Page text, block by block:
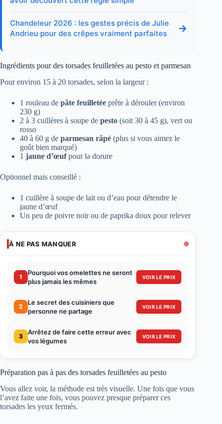
Chandeleur 2026 : les gestes précis de Julie
Andrieu pour des crêpes vraiment parfaites
→
Ingrédients pour des torsades feuilletées au pesto et parmesan
Pour environ 15 à 20 torsades, selon la largeur :
1 rouleau de pâte feuilletée prête à dérouler (environ
230 g)
2 à 3 cuillères à soupe de pesto (soit 30 à 45 g), vert ou
rosso
40 à 60 g de parmesan râpé (plus si vous aimez le
goût bien marqué)
1 jaune d’œufpour la dorure
Optionnel mais conseillé :
1 cuillère à soupe de lait ou d’eau pour détendre le
jaune d’œuf
Un peu de poivre noir ou de paprika doux pour relever
À NE PAS MANQUER
1
Pourquoi vos omelettes ne seront
plus jamais les mêmes
VOIR LE PRIX
2
Le secret des cuisiniers que
personne ne partage
VOIR LE PRIX
3
Arrêtez de faire cette erreur avec
vos légumes
VOIR LE PRIX
Préparation pas à pas des torsades feuilletées au pesto
Vous allez voir, la méthode est très visuelle. Une fois que vous
l’avez faite une fois, vous pouvez presque préparer ces
torsades les yeux fermés.